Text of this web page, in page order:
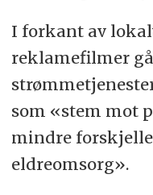
I forkant av
reklamefilmer
som «stem mot
mindre
eldreomsorg».